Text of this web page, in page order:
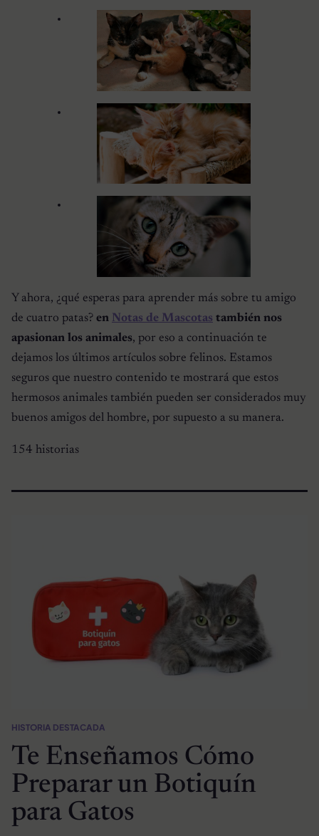
Y ahora, ¿qué esperas para aprender más sobre tu amigo
de cuatro patas? en Notas de Mascotas también nos
apasionan los animales, por eso a continuación te
dejamos los últimos artículos sobre felinos. Estamos
seguros que nuestro contenido te mostrará que estos
hermosos animales también pueden ser considerados muy
buenos amigos del hombre, por supuesto a su manera.
154 historias
HISTORIA DESTACADA
Te Enseñamos Cómo
Preparar un Botiquín
para Gatos